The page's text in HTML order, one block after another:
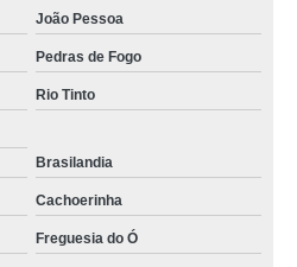
João Pessoa
Pedras de Fogo
Rio Tinto
Brasilandia
Cachoerinha
Freguesia do Ó